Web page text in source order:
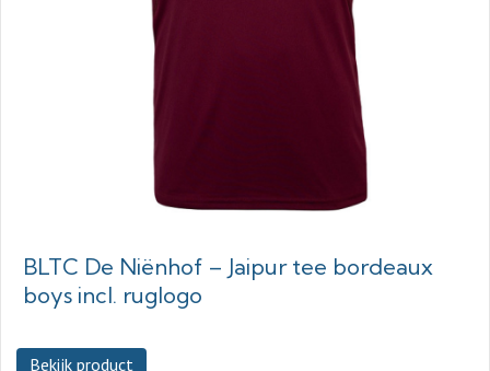
BLTC De Niënhof – Jaipur tee bordeaux
boys incl. ruglogo
Bekijk product